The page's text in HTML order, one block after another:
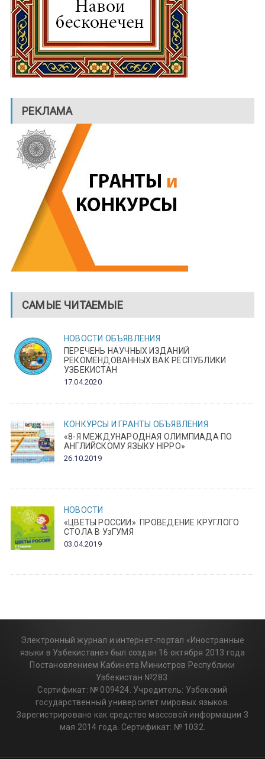
РЕКЛАМА
САМЫЕ ЧИТАЕМЫЕ
НОВОСТИ ОБЪЯВЛЕНИЯ
ПЕРЕЧЕНЬ НАУЧНЫХ ИЗДАНИЙ
РЕКОМЕНДОВАННЫХ ВАК РЕСПУБЛИКИ
УЗБЕКИСТАН
17.04.2020
КОНКУРСЫ И ГРАНТЫ ОБЪЯВЛЕНИЯ
«8-Я МЕЖДУНАРОДНАЯ ОЛИМПИАДА ПО
АНГЛИЙСКОМУ ЯЗЫКУ HIPPO»
26.10.2019
НОВОСТИ
«ЦВЕТЫ РОССИИ»: ПРОВЕДЕНИЕ КРУГЛОГО
СТОЛА В УзГУМЯ
03.04.2019
Электронный журнал и интернет-портал «Иностранные
языки в Узбекистане» был создан 16 октября 2013 года
Постановлением Кабинета Министров Республики
Узбекистан №283.
Сертификат: № 009424. Учредитель: Узбекский
государственный университет мировых языков.
Зарегистрировано как средство массовой информации 3
мая 2014 года. Сертификат: № 1032.